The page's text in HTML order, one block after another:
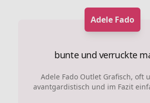
Adele Fado
bunte und verruckte
Adele Fado Outlet Grafisch, oft
avantgardistisch und im Fazit